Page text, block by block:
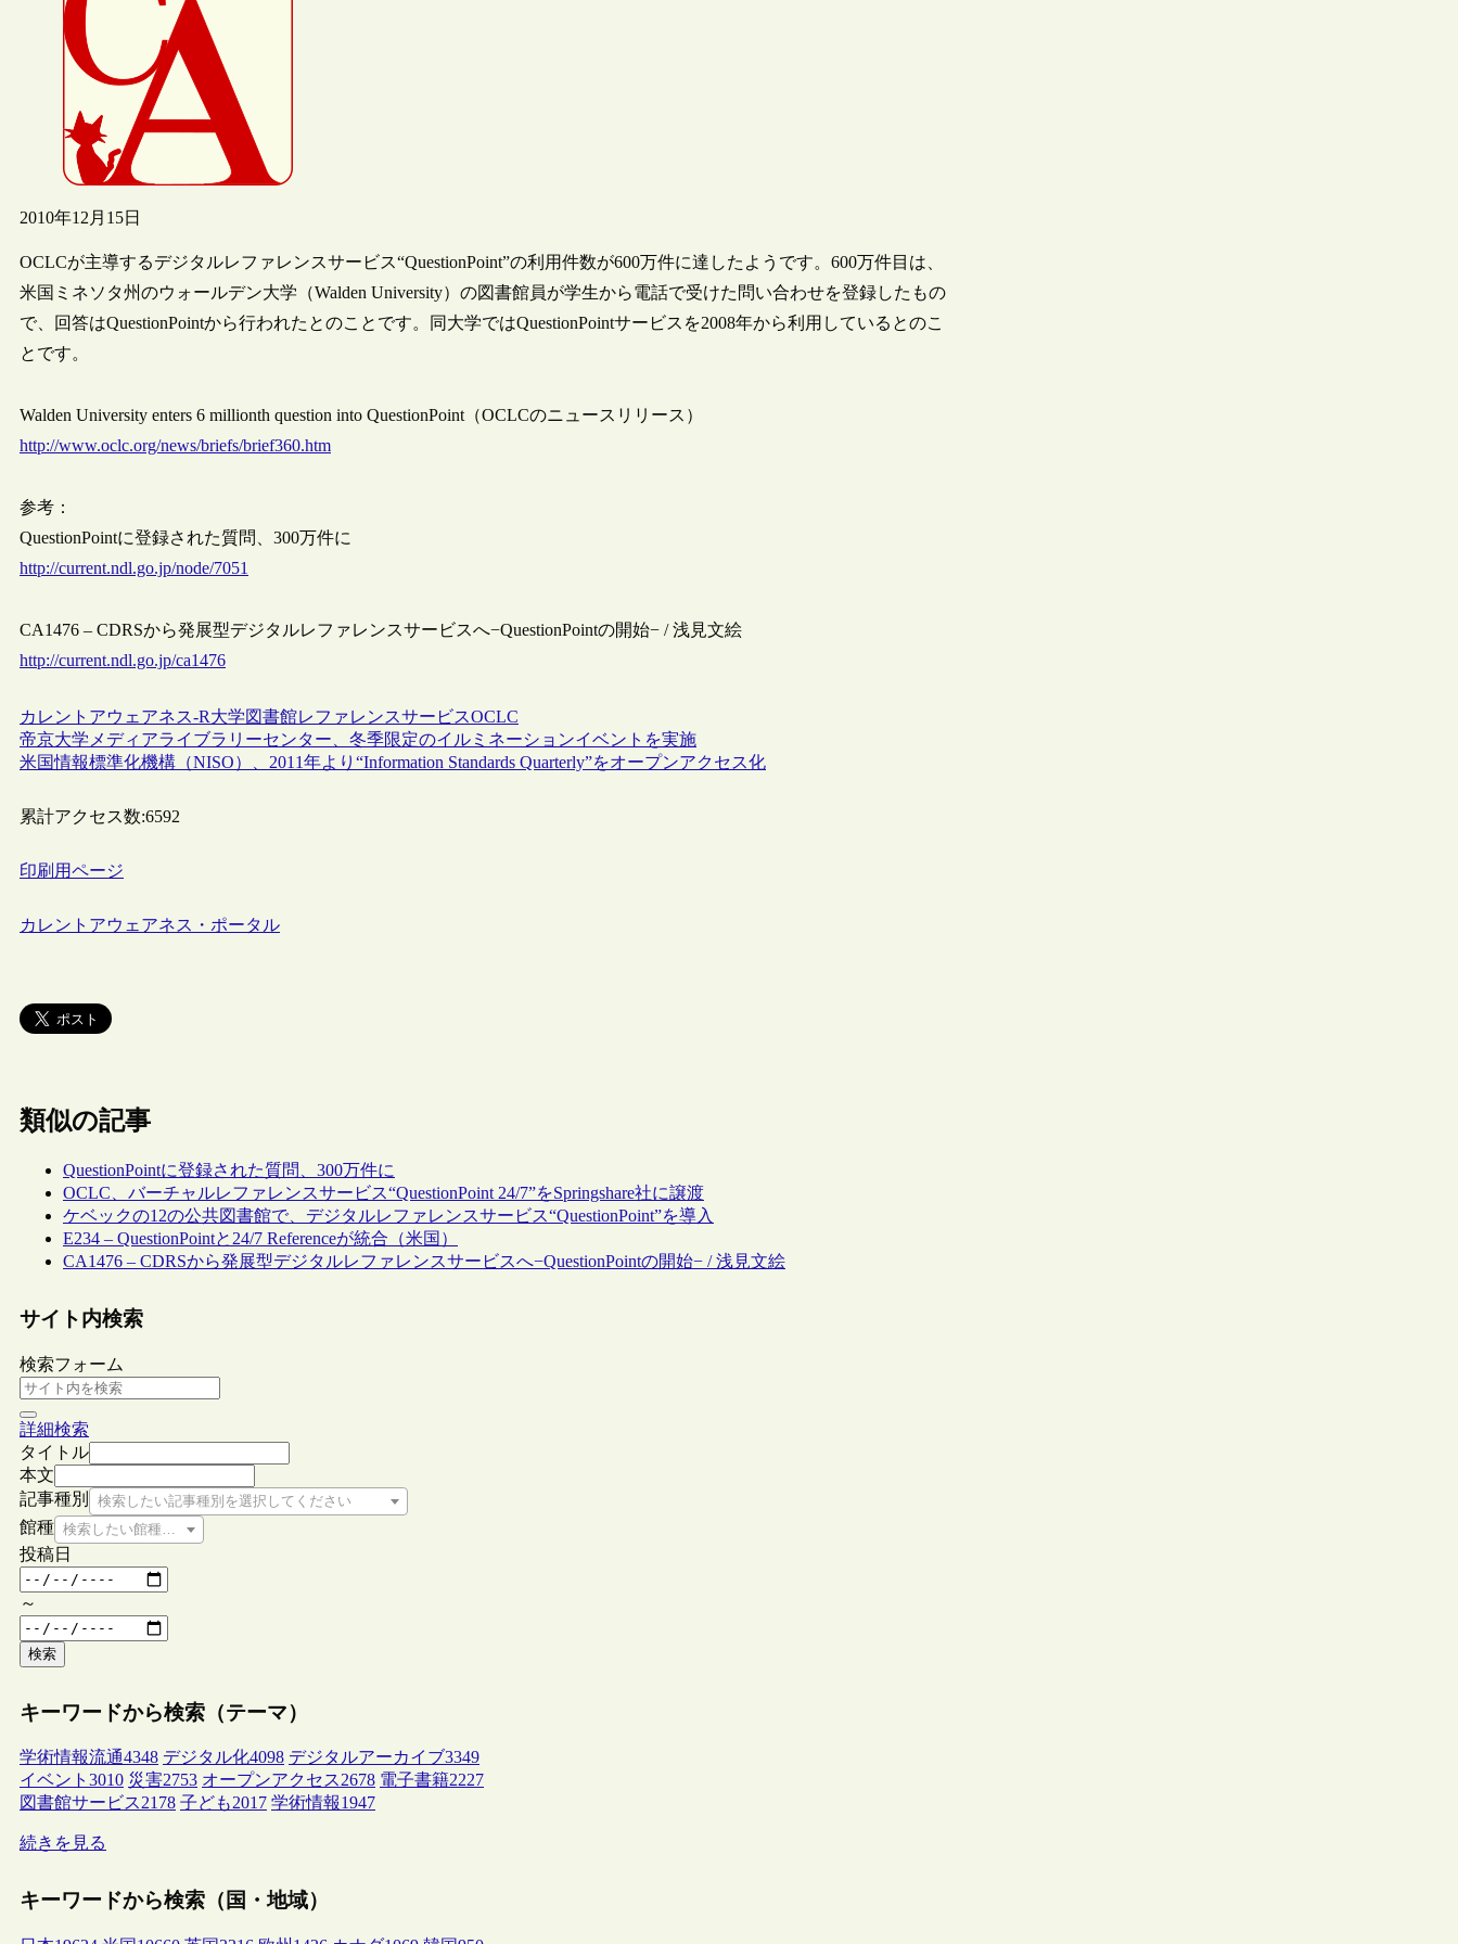
2010年12月15日
OCLCが主導するデジタルレファレンスサービス“QuestionPoint”の利用件数が600万件に達したようです。600万件目は、
米国ミネソタ州のウォールデン大学（Walden University）の図書館員が学生から電話で受けた問い合わせを登録したもの
で、回答はQuestionPointから行われたとのことです。同大学ではQuestionPointサービスを2008年から利用しているとのこ
とです。
Walden University enters 6 millionth question into QuestionPoint（OCLCのニュースリリース）
http://www.oclc.org/news/briefs/brief360.htm
参考：
QuestionPointに登録された質問、300万件に
http://current.ndl.go.jp/node/7051
CA1476 – CDRSから発展型デジタルレファレンスサービスへ−QuestionPointの開始− / 浅見文絵
http://current.ndl.go.jp/ca1476
カレントアウェアネス-R大学図書館レファレンスサービスOCLC
帝京大学メディアライブラリーセンター、冬季限定のイルミネーションイベントを実施
米国情報標準化機構（NISO）、2011年より“Information Standards Quarterly”をオープンアクセス化
累計アクセス数:6592
印刷用ページ
カレントアウェアネス・ポータル
類似の記事
QuestionPointに登録された質問、300万件に
OCLC、バーチャルレファレンスサービス“QuestionPoint 24/7”をSpringshare社に譲渡
ケベックの12の公共図書館で、デジタルレファレンスサービス“QuestionPoint”を導入
E234 – QuestionPointと24/7 Referenceが統合（米国）
CA1476 – CDRSから発展型デジタルレファレンスサービスへ−QuestionPointの開始− / 浅見文絵
サイト内検索
検索フォーム
詳細検索
タイトル
本文
記事種別
検索したい記事種別を選択してください
館種 検索したい館種を選択してください
投稿日
～
検索
キーワードから検索（テーマ）
学術情報流通4348 デジタル化4098 デジタルアーカイブ3349
イベント 3010 災害2753 オープンアクセス2678 電子書籍2227
図書館サービス2178 子ども2017 学術情報1947
続きを見る
キーワードから検索（国・地域）